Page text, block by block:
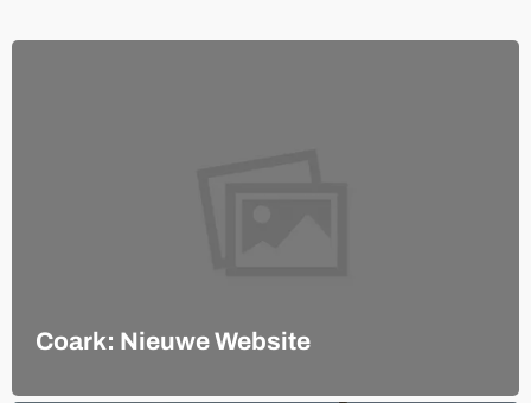
Coark: Nieuwe Website